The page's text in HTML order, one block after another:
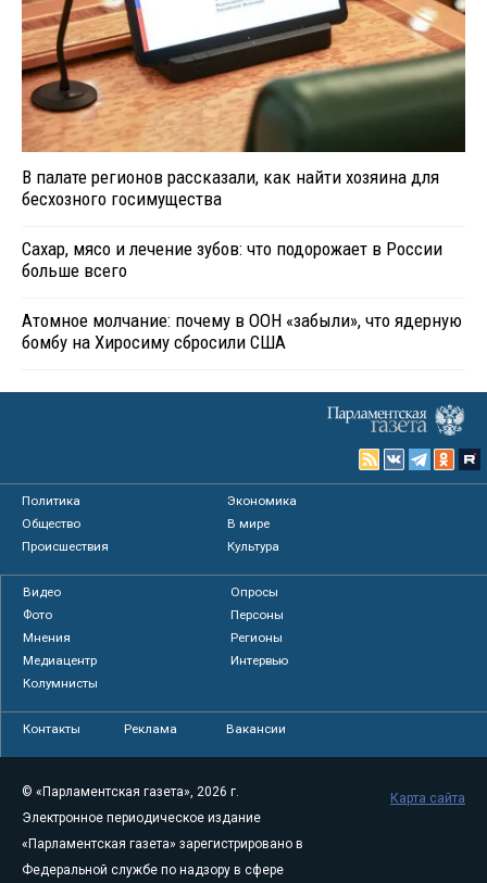
В палате регионов рассказали, как найти хозяина для
бесхозного госимущества
Сахар, мясо и лечение зубов: что подорожает в России
больше всего
Атомное молчание: почему в ООН «забыли», что ядерную
бомбу на Хиросиму сбросили США
Политика
Экономика
Общество
В мире
Происшествия
Культура
Видео
Опросы
Фото
Персоны
Мнения
Регионы
Медиацентр
Интервью
Колумнисты
Контакты Реклама Вакансии
© «Парламентская газета», 2026 г.
Электронное периодическое издание
«Парламентская газета» зарегистрировано в
Федеральной службе по надзору в сфере
Карта сайта